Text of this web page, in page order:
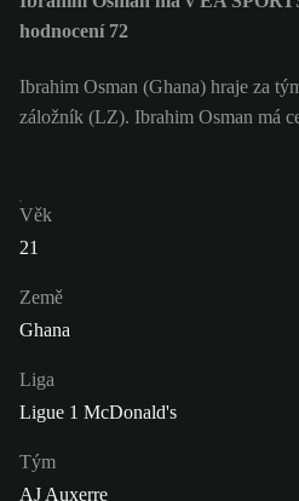
hodnocení 72
Ibrahim Osman (Ghana) hraje za
záložník (LZ). Ibrahim Osman má
Věk
21
Země
Ghana
Liga
Ligue 1 McDonald's
Tým
AJ Auxerre